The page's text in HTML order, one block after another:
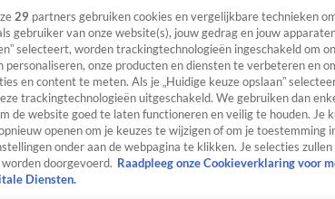
29 partners gebruiken cookies en vergelijkbare technieken
gebruiker van onze website(s), jouw gedrag en jouw
selecteert, worden trackingtechnologieën ingeschakeld om
personaliseren, onze producten en diensten te verbeteren en
en content te meten. Als je „Huidige keuze opslaan”
trackingtechnologieën uitgeschakeld. We gebruiken dan
de website goed te laten functioneren en veilig te houden. Je
openen om je keuzes te wijzigen of om je toestemming
onder aan de webpagina te klikken. Je selecties
doorgevoerd. Raadpleeg onze Cookieverklaring voor
Diensten.